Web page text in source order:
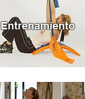
Entrenamiento